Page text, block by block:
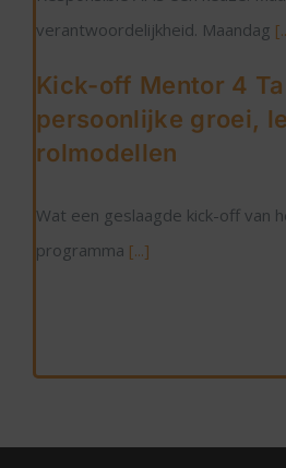
verantwoordelijkheid. Maandag
Kick-off Mentor 4
persoonlijke groei,
rolmodellen
Wat een geslaagde kick-off van
programma [...]